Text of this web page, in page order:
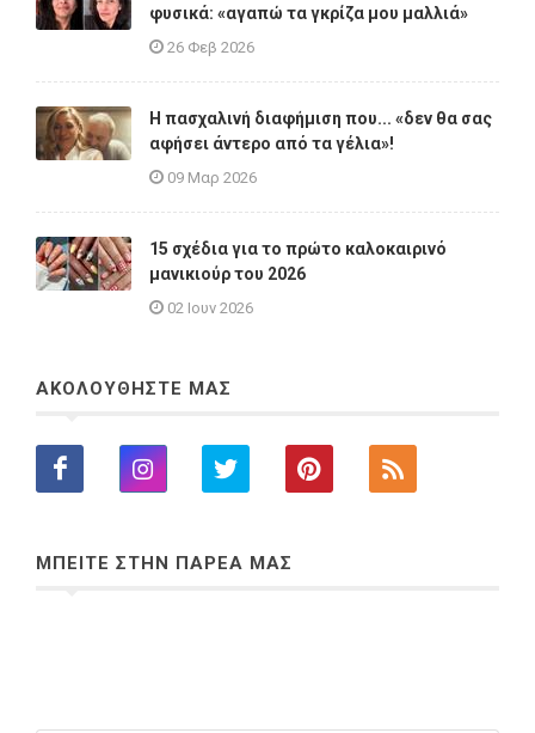
φυσικά: «αγαπώ τα γκρίζα μου μαλλιά»
26 Φεβ 2026
Η πασχαλινή διαφήμιση που... «δεν θα σας
αφήσει άντερο από τα γέλια»!
09 Μαρ 2026
15 σχέδια για το πρώτο καλοκαιρινό
μανικιούρ του 2026
02 Ιουν 2026
ΑΚΟΛΟΥΘΗΣΤΕ ΜΑΣ
ΜΠΕΙΤΕ ΣΤΗΝ ΠΑΡΕΑ ΜΑΣ